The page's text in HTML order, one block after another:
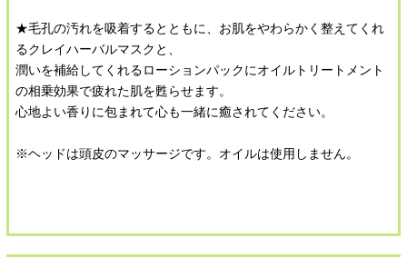
★毛孔の汚れを吸着するとともに、お肌をやわらかく整えてくれ
るクレイハーバルマスクと、
潤いを補給してくれるローションパックにオイルトリートメント
の相乗効果で疲れた肌を甦らせます。
心地よい香りに包まれて心も一緒に癒されてください。
※ヘッドは頭皮のマッサージです。オイルは使用しません。